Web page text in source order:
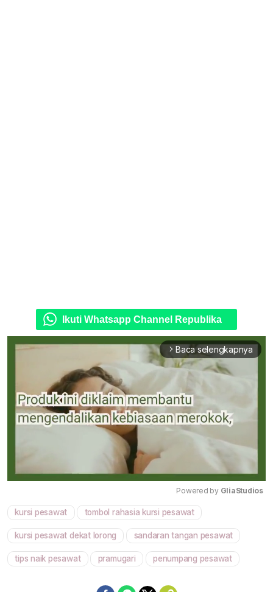
Ikuti Whatsapp Channel Republika
arrow_forward_ios Baca selengkapnya
Powered by GliaStudios
kursi pesawat tombol rahasia kursi pesawat
kursi pesawat dekat lorong sandaran tangan pesawat
tips naik pesawat pramugari penumpang pesawat